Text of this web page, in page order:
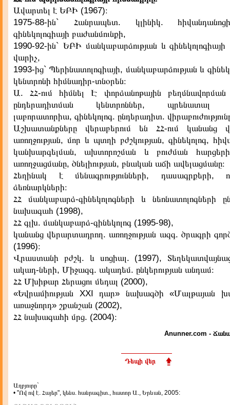
Ավարտել է ԵԲԻ (1967)։
1975-88-ին` Հանրապետ. կլինիկ.
գինեկոլոգիայի բաժանմունքի,
1990-92-ին` ԵԲԻ մանկաբարձության և
վարիչ,
1993-ից` Պերինատոլոգիայի, մանկաբարձության և
կենտրոնի հիմնադիր-տնօրեն։
Ա. ՀՀ-ում հիմնել Է փորձանոթային բեղմնավորման
ընդերադիտման կենտրոններ, պրենատալ
լաբորատորիա, գինեկոլոգ. ընդերադիտ.
Աշխատանքները վերաբերում են ՀՀ-ում կանանց
առողջության, մոր և պտղի բժշկության, գինեկոլոգ,
կանխարգելման, ախտորոշման և բուժման
առողջացմանը, ծնելիության, բնական աճի ավելացմանը։
Հեղինակ է մենագրությունների, դասագրքերի,
ձեռնարկների։
ՀՀ մանկաբարձ-գինեկոլոգների և նեոնատոլոգների
նախագահ (1998),
ՀՀ գլխ. մանկաբարձ-գինեկոլոգ (1995-98),
կանանց վերարտադրող. առողջության ազգ. ծրագրի
(1996)։
Վրաստանի բժշկ. և սոցիալ. (1997),
ակադ-ների, Միջազգ. ակադեմ. ընկերության անդամ։
ՀՀ Մխիթար Հերացու մեդալ (2000),
«Եվրամիության XXI դար» նախագծի «Մալթայան
առաջնորդ» շքանշան (2002),
ՀՀ նախագահի մրց. (2004)։
Anunner.com -
Դեպի վեր
Աղբյուրը`
• "Ով ով է. Հայեր", կենս. հանրագիտ., հատոր Ա., Երևան, 2005: